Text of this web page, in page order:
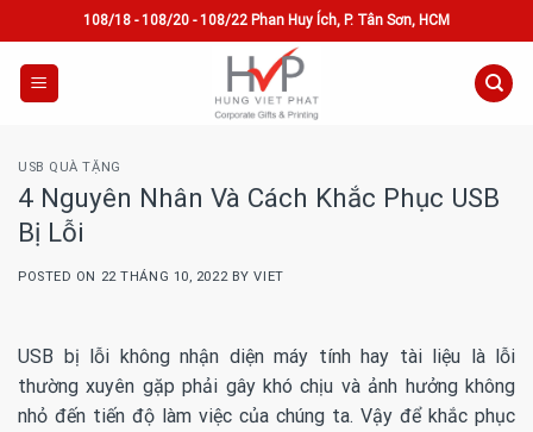
to
content
108/18 - 108/20 - 108/22 Phan Huy Ích, P. Tân Sơn, HCM
USB QUÀ TẶNG
4 Nguyên Nhân Và Cách Khắc Phục USB
Bị Lỗi
POSTED ON 22 THÁNG 10, 2022 BYVIET
USB bị lỗi không nhận diện máy tính hay tài liệu là lỗi
thường xuyên gặp phải gây khó chịu và ảnh hưởng không
nhỏ đến tiến độ làm việc của chúng ta. Vậy để khắc phục